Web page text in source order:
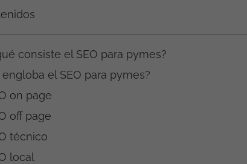
consiste el SEO para pymes?
engloba el SEO para pymes?
on page
off page
técnico
local